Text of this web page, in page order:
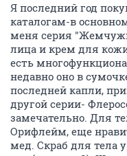
Я последний год
каталогам-в
меня серия
лица и крем для
есть
недавно оно в
последней капли,
другой серии-
замечательно. Для
Орифлейм, еще
мед. Скраб для тела